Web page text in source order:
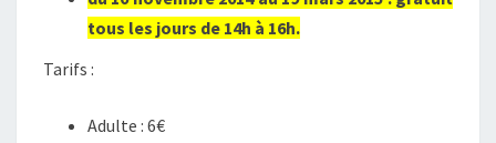
tous les jours de 14h à 16h.
Tarifs :
Adulte : 6€